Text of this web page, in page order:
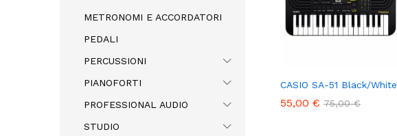
CASIO SA-51 Black/White
55,00 € 75,00€
55,00 € 75,00€
METRONOMI E ACCORDATORI
PEDALI
PERCUSSIONI
PIANOFORTI
PROFESSIONAL AUDIO
STUDIO